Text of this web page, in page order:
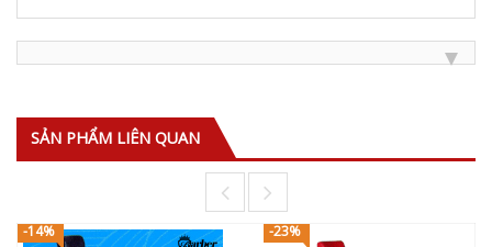
SẢN PHẨM LIÊN QUAN
-14% -23%